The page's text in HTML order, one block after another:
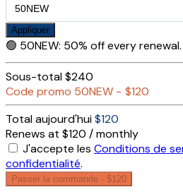
Appliquer
🟢 50NEW: 50% off every renewal.
Sous-total$240
Code promo 50NEW − $120
Total aujourd'hui$120
Renews at $120 / monthly
J'accepte les Conditions de
confidentialité.
Passer la commande · $120